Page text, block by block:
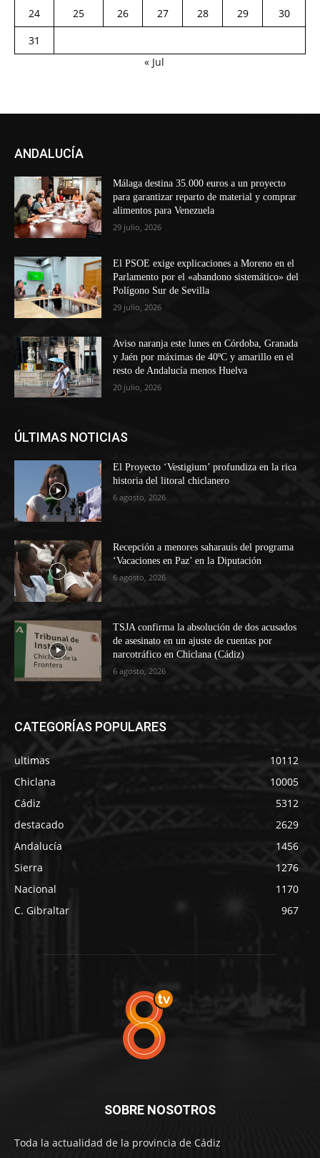
24
25 26 27 28 29
30
31
« Jul
ANDALUCÍA
Málaga destina 35.000 euros a un proyecto
para garantizar reparto de material y comprar
alimentos para Venezuela
29 julio, 2026
El PSOE exige explicaciones a Moreno en el
Parlamento por el «abandono sistemático» del
Polígono Sur de Sevilla
29 julio, 2026
Aviso naranja este lunes en Córdoba, Granada
y Jaén por máximas de 40ºC y amarillo en el
resto de Andalucía menos Huelva
20 julio, 2026
ÚLTIMAS NOTICIAS
El Proyecto ‘Vestigium’ profundiza en la rica
historia del litoral chiclanero
6 agosto, 2026
Recepción a menores saharauis del programa
‘Vacaciones en Paz’ en la Diputación
6 agosto, 2026
TSJA confirma la absolución de dos acusados
de asesinato en un ajuste de cuentas por
narcotráfico en Chiclana (Cádiz)
6 agosto, 2026
CATEGORÍAS POPULARES
ultimas
10112
Chiclana
10005
Cádiz
5312
destacado
2629
Andalucía
1456
Sierra
1276
Nacional
1170
C. Gibraltar
967
SOBRE NOSOTROS
Toda la actualidad de la provincia de Cádiz